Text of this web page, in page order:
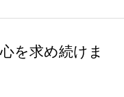
を求め続けま